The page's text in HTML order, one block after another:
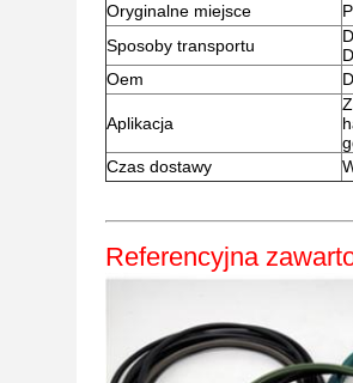
Oryginalne miejsce
Sposoby transportu
Oem
Aplikacja
Czas dostawy
Referencyjna